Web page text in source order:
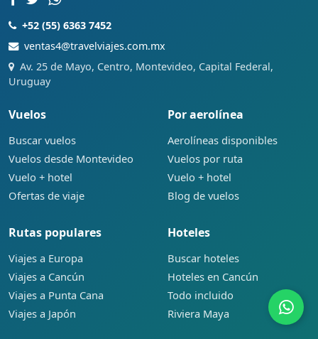
+52 (55) 6363 7452
ventas4@travelviajes.com.mx
Av. 25 de Mayo, Centro, Montevideo, Capital Federal,
Uruguay
Vuelos
Buscar vuelos
Vuelos desde Montevideo
Vuelo + hotel
Ofertas de viaje
Por aerolínea
Aerolíneas disponibles
Vuelos por ruta
Vuelo + hotel
Blog de vuelos
Rutas populares
Viajes a Europa
Viajes a Cancún
Viajes a Punta Cana
Viajes a Japón
Hoteles
Buscar hoteles
Hoteles en Cancún
Todo incluido
Riviera Maya